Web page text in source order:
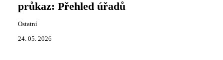
průkaz: Přehled úřadů
Ostatní
24. 05. 2026